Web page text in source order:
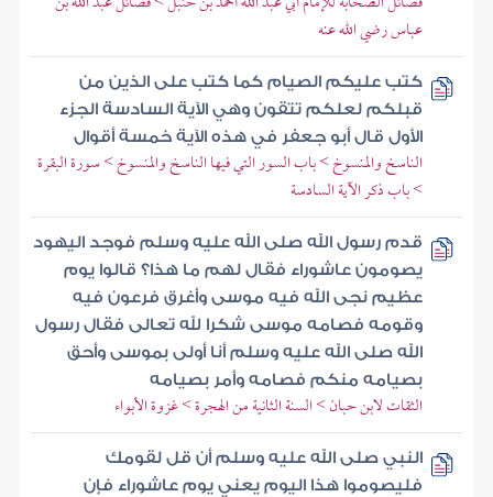
عباس رضي الله عنه
كتب عليكم الصيام كما كتب على الذين من
قبلكم لعلكم تتقون وهي الآية السادسة الجزء
الأول قال أبو جعفر في هذه الآية خمسة أقوال
الناسخ والمنسوخ > باب السور التي فيها الناسخ والمنسوخ > سورة البقرة
> باب ذكر الآية السادسة
قدم رسول الله صلى الله عليه وسلم فوجد اليهود
يصومون عاشوراء فقال لهم ما هذا؟ قالوا يوم
عظيم نجى الله فيه موسى وأغرق فرعون فيه
وقومه فصامه موسى شكرا لله تعالى فقال رسول
الله صلى الله عليه وسلم أنا أولى بموسى وأحق
بصيامه منكم فصامه وأمر بصيامه
الثقات لابن حبان > السنة الثانية من الهجرة > غزوة الأبواء
النبي صلى الله عليه وسلم أن قل لقومك
فليصوموا هذا اليوم يعني يوم عاشوراء فإن